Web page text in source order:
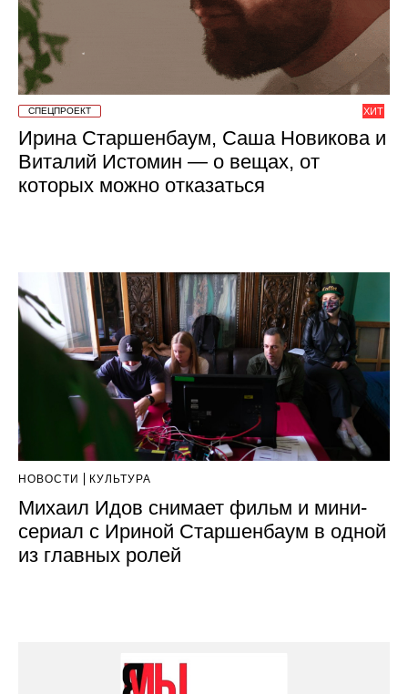
ХИТ
СПЕЦПРОЕКТ
Ирина Старшенбаум, Саша Новикова и
Виталий Истомин — о вещах, от
которых можно отказаться
НОВОСТИ КУЛЬТУРА
Михаил Идов снимает фильм и мини-
сериал с Ириной Старшенбаум в одной
из главных ролей